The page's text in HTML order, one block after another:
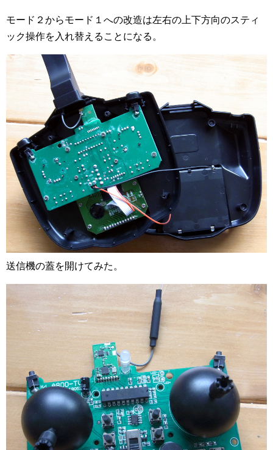
モード２からモード１への改造は左右の上下方向のスティ
ック操作を入れ替えることになる。
送信機の蓋を開けてみた。